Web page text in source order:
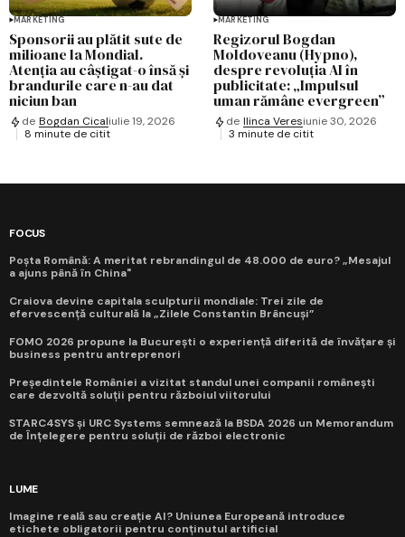
MARKETING
Sponsorii au plătit sute de
milioane la Mondial.
Atenția au câștigat-o însă și
brandurile care n-au dat
niciun ban
de Bogdan Cicaliulie 19, 2026
8 minute de citit
MARKETING
Regizorul Bogdan
Moldoveanu (Hypno),
despre revoluția AI în
publicitate: „Impulsul
uman rămâne evergreen”
de Ilinca Veresiunie 30, 2026
3 minute de citit
FOCUS
Poșta Română: A meritat rebrandingul de 48.000 de euro? „Mesajul
a ajuns până în China"
Craiova devine capitala sculpturii mondiale: Trei zile de
efervescență culturală la „Zilele Constantin Brâncuși”
FOMO 2026 propune la București o experiență diferită de învățare și
business pentru antreprenori
Președintele României a vizitat standul unei companii românești
care dezvoltă soluții pentru războiul viitorului
STARC4SYS și URC Systems semnează la BSDA 2026 un Memorandum
de Înțelegere pentru soluții de război electronic
LUME
Imagine reală sau creație AI? Uniunea Europeană introduce
etichete obligatorii pentru conținutul artificial